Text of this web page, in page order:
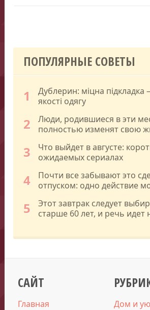
ПОПУЛЯРНЫЕ СОВЕТЫ
1
Дублерин: міцна підкладка
якості одягу
2
Люди, родившиеся в эти
полностью изменят свою
3
Что выйдет в августе:
ожидаемых сериалах
4
Почти все забывают это
отпуском: одно действие
5
Этот завтрак следует
старше 60 лет, и речь идет
САЙТ
Главная
Дом и